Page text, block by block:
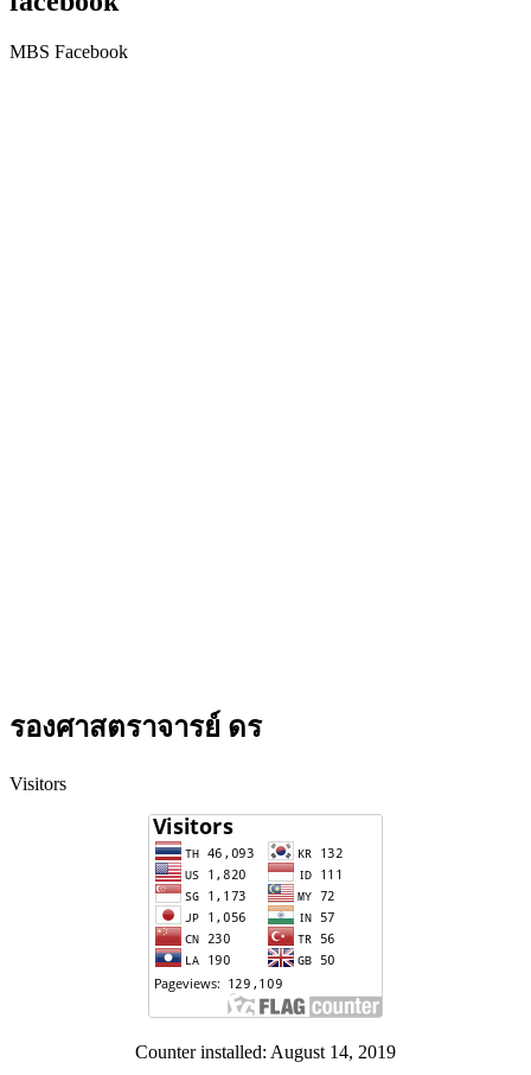
MBS Facebook
รองศาสตราจารย์ ดร
Visitors
Counter installed: August 14, 2019